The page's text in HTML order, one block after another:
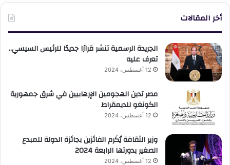
أخر المقالات
الجريدة الرسمية تنشر قرارًا جديدًا للرئيس السيسي..
تعرف عليه
12 أغسطس، 2024
مصر تدين الهجومين الإرهابيين في شرق جمهورية
الكونغو للديمقراط
12 أغسطس، 2024
وزير الثقافة يُكَرم الفائزين بجائزة الدولة للمبدع
الصغير بدورتها الرابعة 2024
12 أغسطس، 2024